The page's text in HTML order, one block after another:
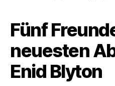
Fünf
neuesten
Enid Blyton